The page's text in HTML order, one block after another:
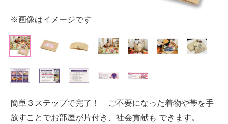
※画像はイメージです
簡単３ステップで完了！ ご不要になった着物や帯を手
放すことでお部屋が片付き、社会貢献も できます。